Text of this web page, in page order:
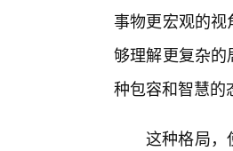
事物更宏观的
够理解更复杂
种包容和智慧的
这种格局，